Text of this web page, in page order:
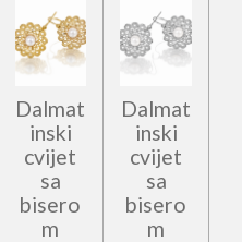
Dalmat
inski
cvijet
sa
bisero
m
Dalmat
inski
cvijet
sa
bisero
m